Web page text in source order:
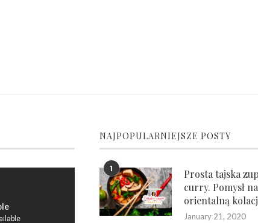
NAJPOPULARNIEJSZE POSTY
1
Prosta tajska
curry. Pomysł
orientalną
January 21, 2020